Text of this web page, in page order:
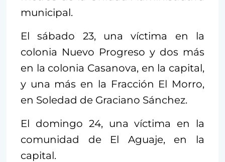
municipal.
El sábado 23, una víctima en la
colonia Nuevo Progreso y dos más
en la colonia Casanova, en la capital,
y una más en la Fracción El Morro,
en Soledad de Graciano Sánchez.
El domingo 24, una víctima en la
comunidad de El Aguaje, en la
capital.